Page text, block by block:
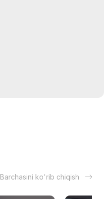
Barchasini ko'rib chiqish